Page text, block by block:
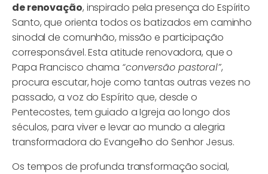
de renovação, inspirado pela presença do Espírito
Santo, que orienta todos os batizados em caminho
sinodal de comunhão, missão e participação
corresponsável. Esta atitude renovadora, que o
Papa Francisco chama “conversão pastoral”,
procura escutar, hoje como tantas outras vezes no
passado, a voz do Espírito que, desde o
Pentecostes, tem guiado a Igreja ao longo dos
séculos, para viver e levar ao mundo a alegria
transformadora do Evangelho do Senhor Jesus.
Os tempos de profunda transformação social,